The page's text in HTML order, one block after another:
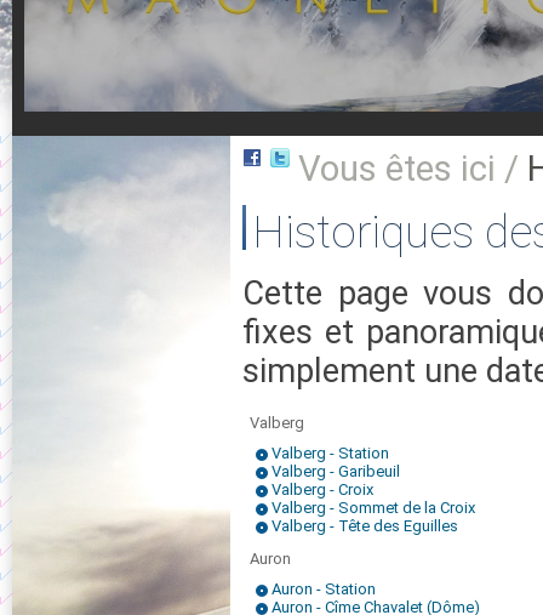
Vous êtes ici /
Historiques
Cette page vous
fixes et
simplement une
Valberg
Valberg - Station
Valberg - Garibeuil
Valberg - Croix
Valberg - Sommet de la Croix
Valberg - Tête des Eguilles
Auron
Auron - Station
Auron - Cîme Chavalet (Dôme)